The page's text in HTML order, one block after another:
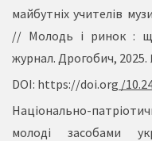
майбутніх учителів
// Молодь і ринок :
журнал. Дрогобич, 2025.
DOI: https://doi.org /
Національно-
молоді засобами